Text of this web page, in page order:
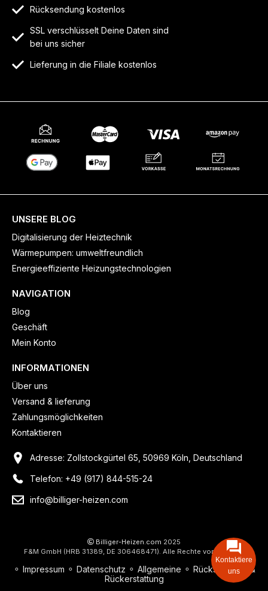
Rücksendung kostenlos
SSL verschlüsselt Deine Daten sind
bei uns sicher
Lieferung in die Filiale kostenlos
UNSERE BLOG
Digitalisierung der Heiztechnik
Wärmepumpen: umweltfreundlich
Energieeffiziente Heizungstechnologien
NAVIGATION
Blog
Geschäft
Mein Konto
INFORMATIONEN
Über uns
Versand & lieferung
Zahlungsmöglichkeiten
Kontaktieren
Adresse: Zollstockgürtel 65, 50969 Köln, Deutschland
Telefon: +49 (917) 844-515-24
info@billiger-heizen.com
Billiger-Heizen.com 2025
F&M GmbH (HRB 31389, DE 306468471). Alle Rechte vorbehalten.
⚬ Impressum ⚬ Datenschutz ⚬ Allgemeine ⚬ Rücksendung &
Rückerstattung
Kontaktiere
uns